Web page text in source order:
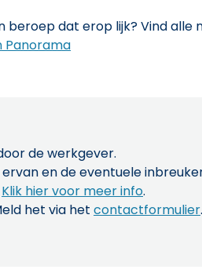
dat erop lijk? Vind alle
Panorama
de werkgever.
en de eventuele
Klik hier voor meer info.
het via het contactformulier.